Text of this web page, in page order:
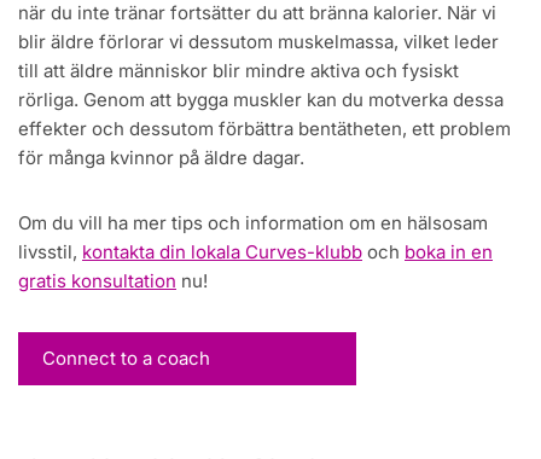
när du inte tränar fortsätter du att bränna kalorier. När vi
blir äldre förlorar vi dessutom muskelmassa, vilket leder
till att äldre människor blir mindre aktiva och fysiskt
rörliga. Genom att bygga muskler kan du motverka dessa
effekter och dessutom förbättra bentätheten, ett problem
för många kvinnor på äldre dagar.
Om du vill ha mer tips och information om en hälsosam
livsstil, kontakta din lokala Curves-klubb och boka in en
gratis konsultation nu!
Connect to a coach